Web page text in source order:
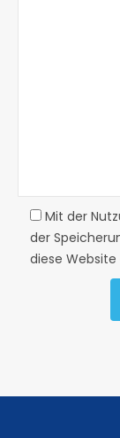
Mit der
der
diese